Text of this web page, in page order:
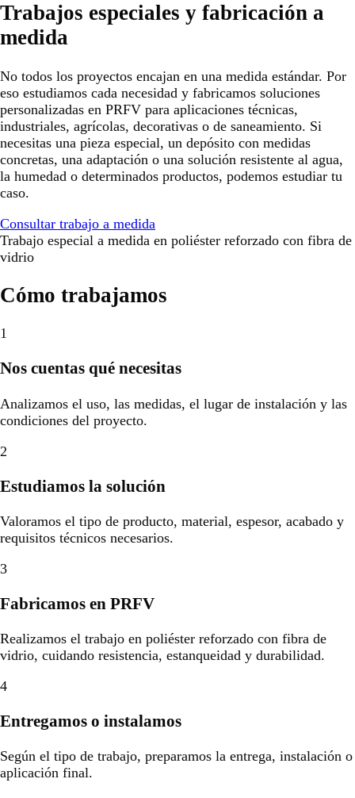
Trabajos especiales y fabricación a
medida
No todos los proyectos encajan en una medida estándar. Por
eso estudiamos cada necesidad y fabricamos soluciones
personalizadas en PRFV para aplicaciones técnicas,
industriales, agrícolas, decorativas o de saneamiento. Si
necesitas una pieza especial, un depósito con medidas
concretas, una adaptación o una solución resistente al agua,
la humedad o determinados productos, podemos estudiar tu
caso.
Consultar trabajo a medida
Trabajo especial a medida en poliéster reforzado con fibra de
vidrio
Cómo trabajamos
1
Nos cuentas qué necesitas
Analizamos el uso, las medidas, el lugar de instalación y las
condiciones del proyecto.
2
Estudiamos la solución
Valoramos el tipo de producto, material, espesor, acabado y
requisitos técnicos necesarios.
3
Fabricamos en PRFV
Realizamos el trabajo en poliéster reforzado con fibra de
vidrio, cuidando resistencia, estanqueidad y durabilidad.
4
Entregamos o instalamos
Según el tipo de trabajo, preparamos la entrega, instalación o
aplicación final.